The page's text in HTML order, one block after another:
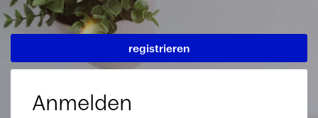
registrieren
Anmelden